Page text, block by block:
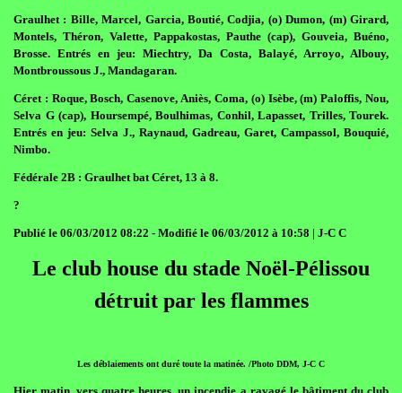
Graulhet : Bille, Marcel, Garcia, Boutié, Codjia, (o) Dumon, (m) Girard,
Montels, Théron, Valette, Pappakostas, Pauthe (cap), Gouveia, Buéno,
Brosse. Entrés en jeu: Miechtry, Da Costa, Balayé, Arroyo, Albouy,
Montbroussous J., Mandagaran.
Céret : Roque, Bosch, Casenove, Aniès, Coma, (o) Isèbe, (m) Paloffis, Nou,
Selva G (cap), Hoursempé, Boulhimas, Conhil, Lapasset, Trilles, Tourek.
Entrés en jeu: Selva J., Raynaud, Gadreau, Garet, Campassol, Bouquié,
Nimbo.
Fédérale 2B : Graulhet bat Céret, 13 à 8.
?
Publié le 06/03/2012 08:22 - Modifié le 06/03/2012 à 10:58 | J-C C
Le club house du stade Noël-Pélissou
détruit par les flammes
Les déblaiements ont duré toute la matinée. /Photo DDM, J-C C